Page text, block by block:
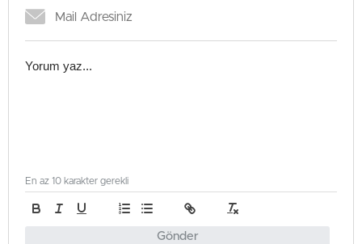
Gönder
En az 10 karakter gerekli